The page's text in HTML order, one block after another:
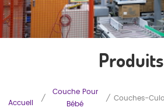
Produits
Accueil /
Couche Pour
Bébé
/